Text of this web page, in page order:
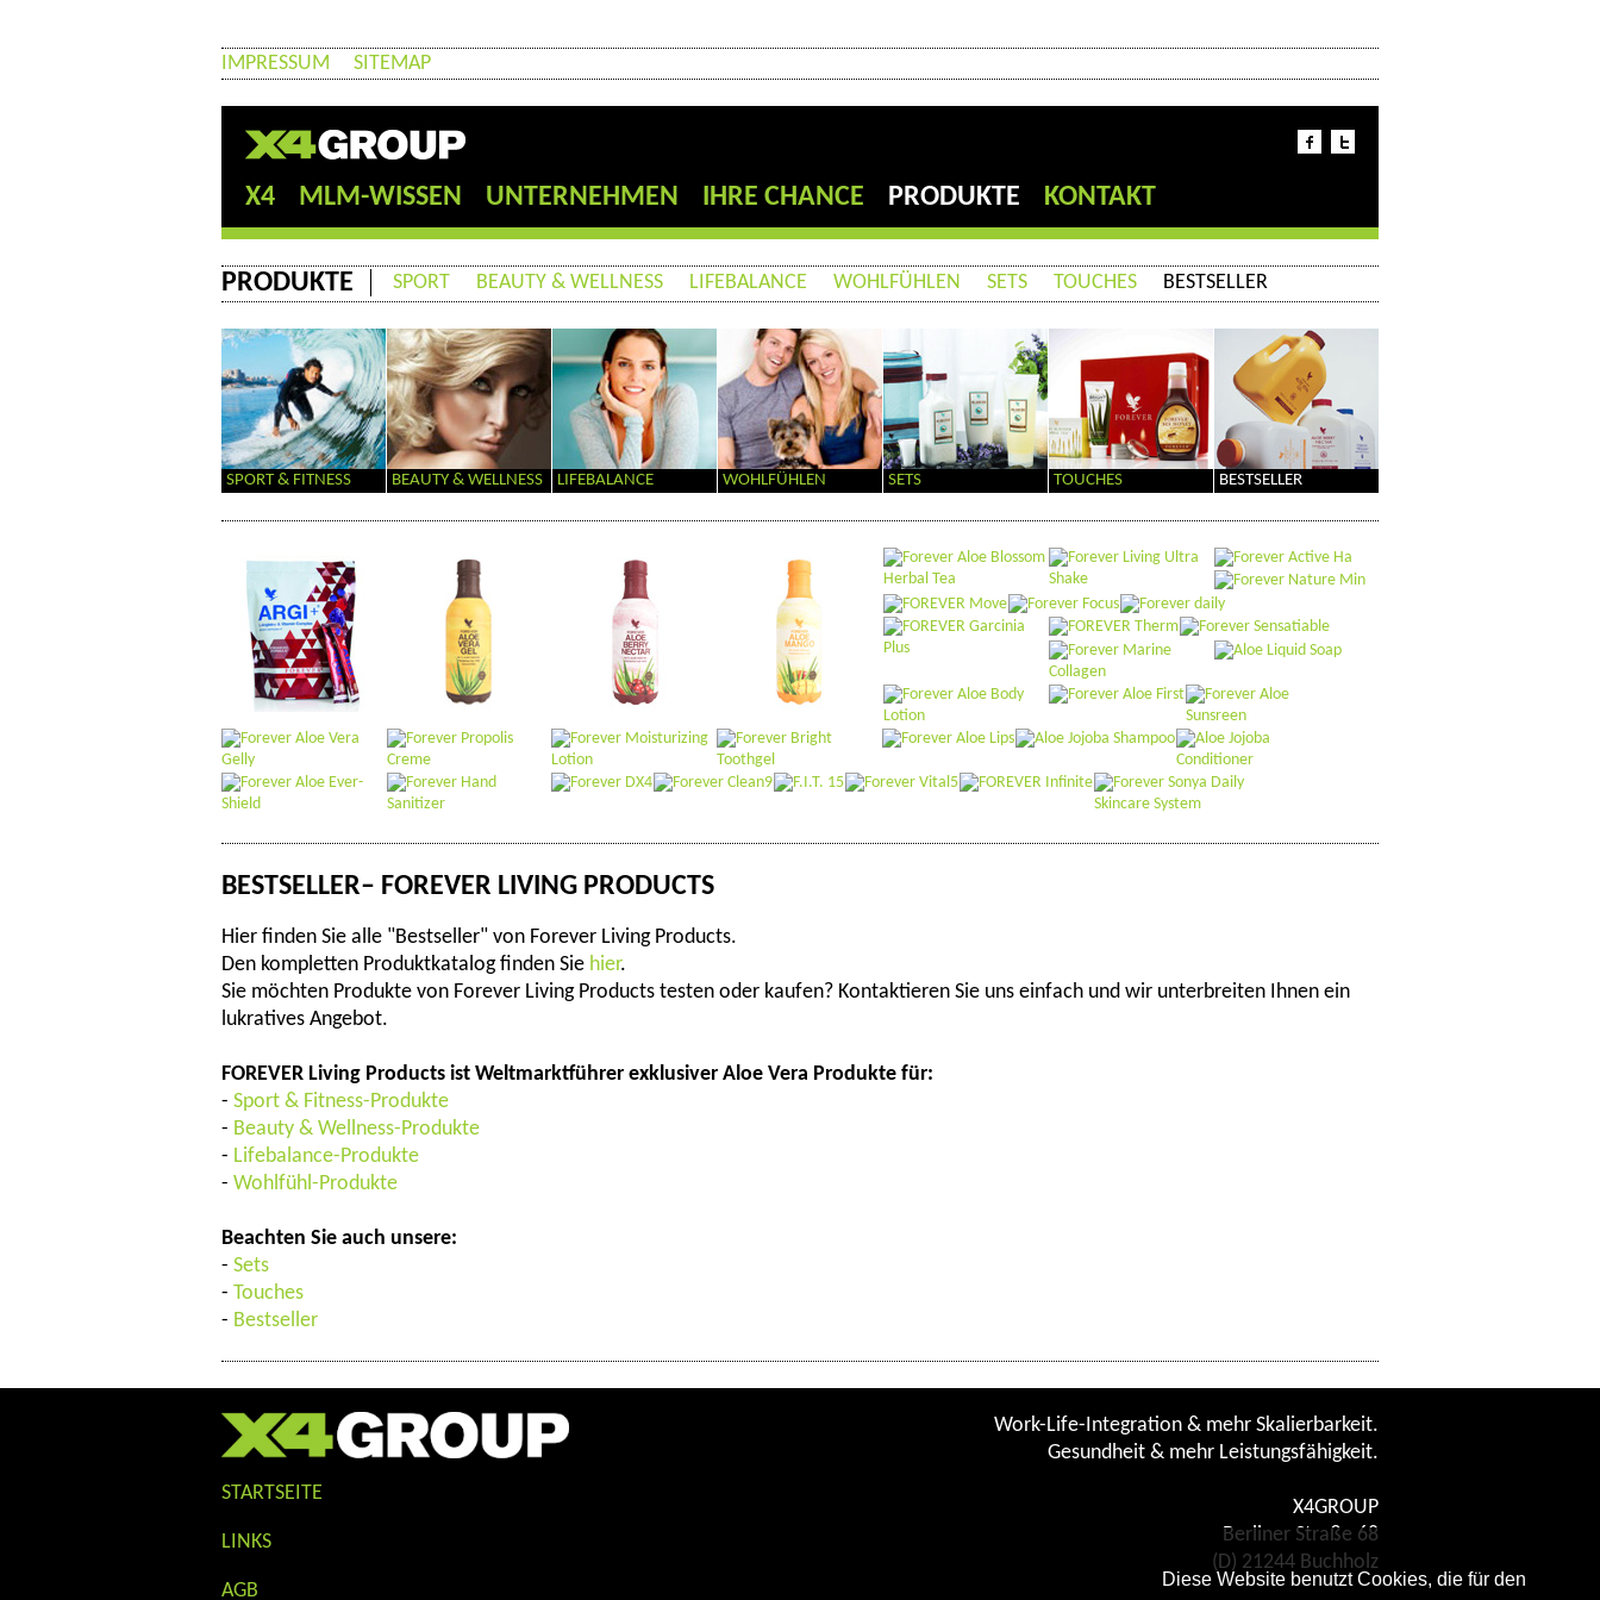
Diese Website benutzt Cookies, die für den
IMPRESSUM SITEMAP
X4 MLM-WISSEN UNTERNEHMEN IHRE CHANCE PRODUKTE KONTAKT
PRODUKTE SPORT BEAUTY & WELLNESS LIFEBALANCE WOHLFÜHLEN SETS TOUCHES BESTSELLER
SPORT & FITNESS BEAUTY & WELLNESS LIFEBALANCE WOHLFÜHLEN SETS TOUCHES BESTSELLER
BESTSELLER– FOREVER LIVING PRODUCTS
Hier finden Sie alle "Bestseller" von Forever Living Products.
Den kompletten Produktkatalog finden Sie hier.
Sie möchten Produkte von Forever Living Products testen oder kaufen? Kontaktieren Sie uns einfach und wir unterbreiten Ihnen ein
lukratives Angebot.
FOREVER Living Products ist Weltmarktführer exklusiver Aloe Vera Produkte für:
- Sport & Fitness-Produkte
- Beauty & Wellness-Produkte
- Lifebalance-Produkte
- Wohlfühl-Produkte
Beachten Sie auch unsere:
- Sets
- Touches
- Bestseller
STARTSEITE
LINKS
AGB
Work-Life-Integration & mehr Skalierbarkeit.
Gesundheit & mehr Leistungsfähigkeit.
X4GROUP
Berliner Straße 68
(D) 21244 Buchholz